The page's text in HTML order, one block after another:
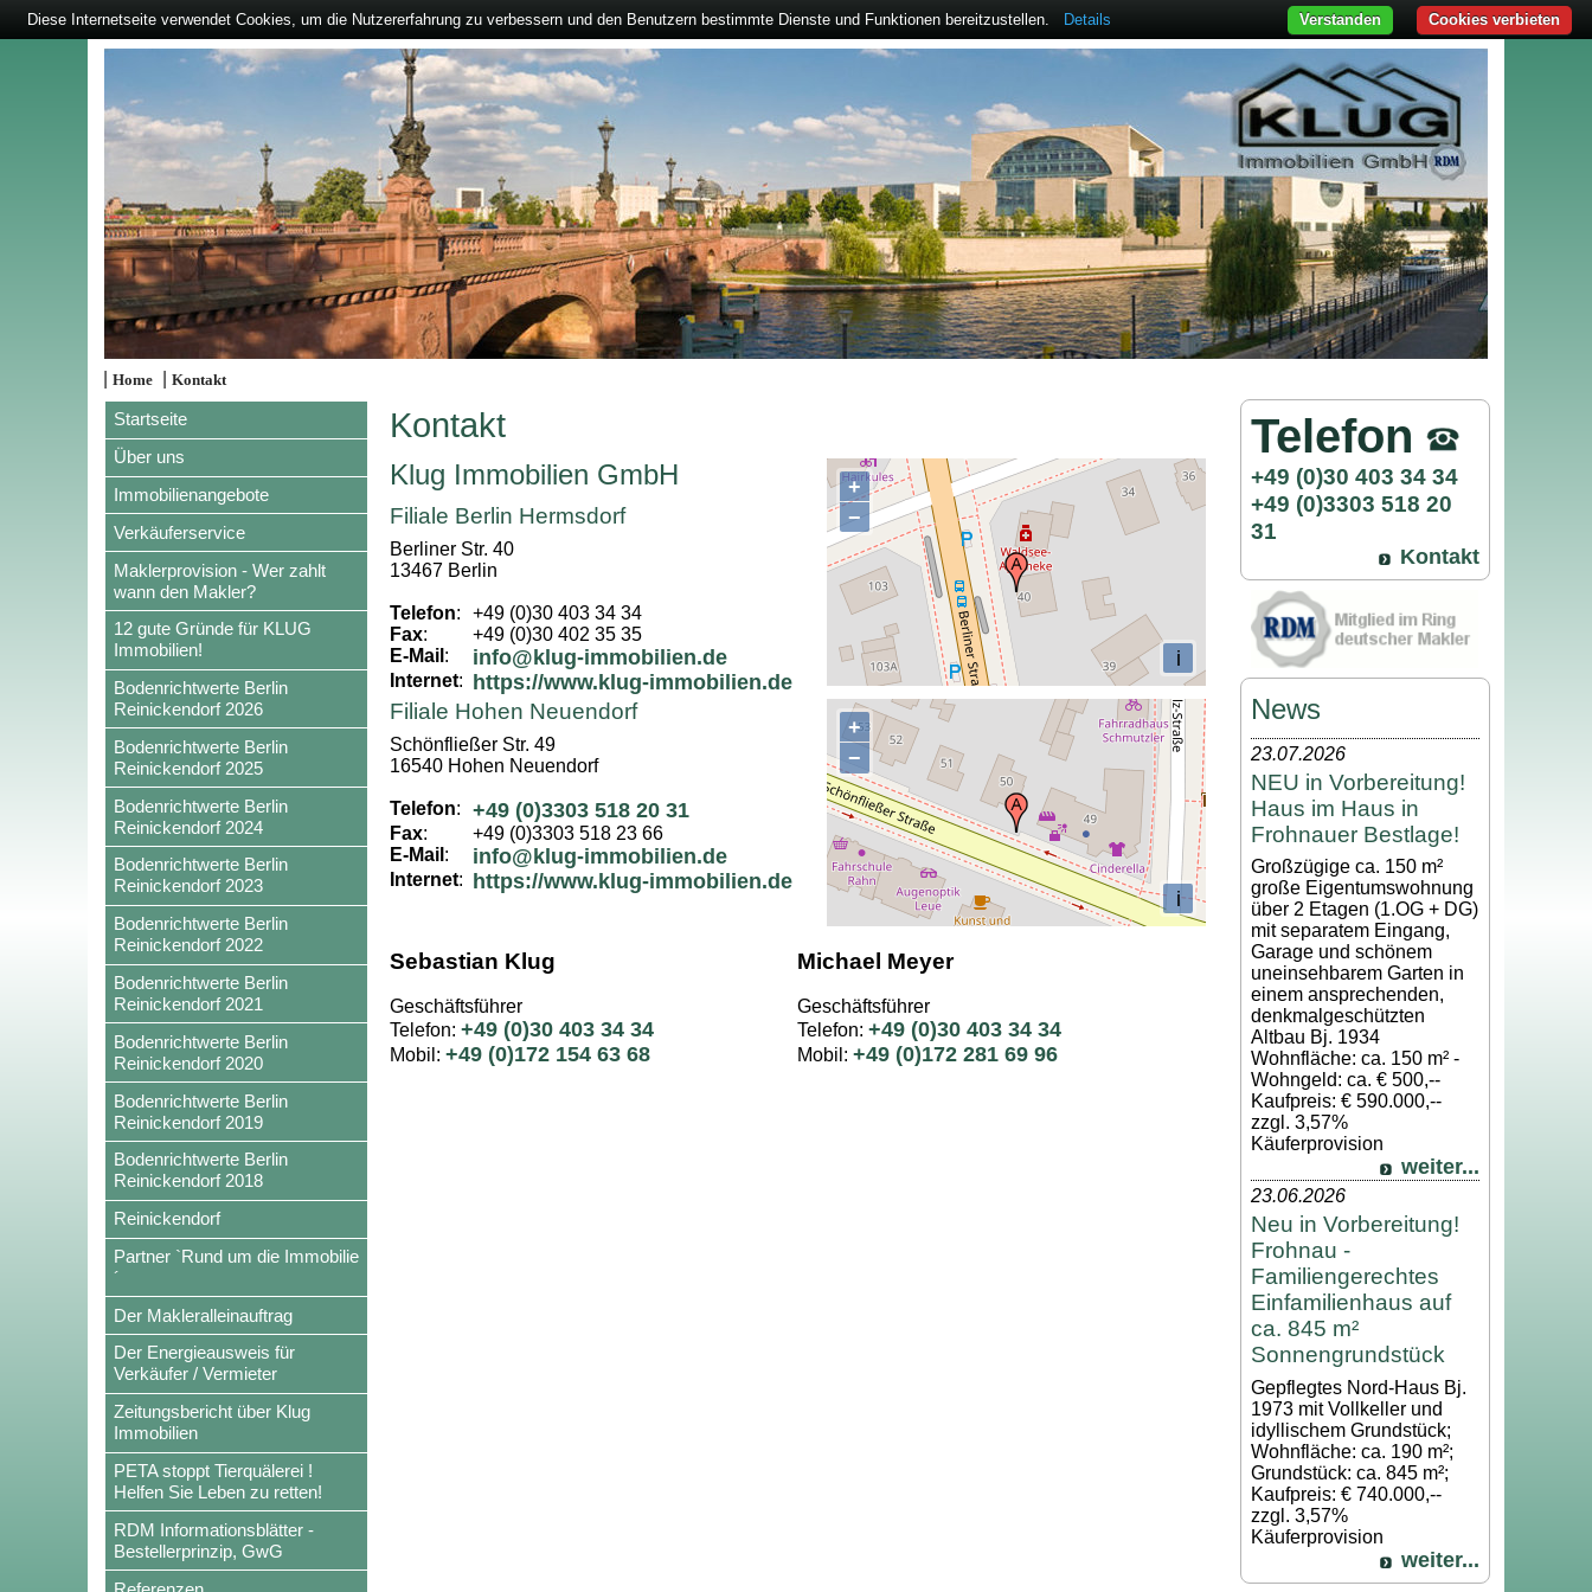
|Home |Kontakt
Startseite
Über uns
Immobilienangebote
Verkäuferservice
Maklerprovision - Wer zahlt
wann den Makler?
12 gute Gründe für KLUG
Immobilien!
Bodenrichtwerte Berlin
Reinickendorf 2026
Bodenrichtwerte Berlin
Reinickendorf 2025
Bodenrichtwerte Berlin
Reinickendorf 2024
Bodenrichtwerte Berlin
Reinickendorf 2023
Bodenrichtwerte Berlin
Reinickendorf 2022
Bodenrichtwerte Berlin
Reinickendorf 2021
Bodenrichtwerte Berlin
Reinickendorf 2020
Bodenrichtwerte Berlin
Reinickendorf 2019
Bodenrichtwerte Berlin
Reinickendorf 2018
Reinickendorf
Partner `Rund um die Immobilie
´
Der Makleralleinauftrag
Der Energieausweis für
Verkäufer / Vermieter
Zeitungsbericht über Klug
Immobilien
PETA stoppt Tierquälerei !
Helfen Sie Leben zu retten!
RDM Informationsblätter -
Bestellerprinzip, GwG
Kontakt
+
−
i
Klug Immobilien GmbH
Filiale Berlin Hermsdorf
Berliner Str. 40
13467 Berlin
Telefon:
+49 (0)30 403 34 34
Fax:
+49 (0)30 402 35 35
E-Mail : info@klug-immobilien.de
Internet: https://www.klug-immobilien.de
+
−
i
Filiale Hohen Neuendorf
Schönfließer Str. 49
16540 Hohen Neuendorf
Telefon: +49 (0)3303 518 20 31
Fax:
+49 (0)3303 518 23 66
E-Mail : info@klug-immobilien.de
Internet: https://www.klug-immobilien.de
Sebastian Klug Michael Meyer
Geschäftsführer
Geschäftsführer
Telefon: +49 (0)30 403 34 34 Telefon: +49 (0)30 403 34 34
Mobil: +49 (0)172 154 63 68 Mobil: +49 (0)172 281 69 96
Telefon
+49 (0)30 403 34 34
+49 (0)3303 518 20
31
Kontakt
News
23.07.2026
NEU in Vorbereitung!
Haus im Haus in
Frohnauer Bestlage!
Großzügige ca. 150 m²
große Eigentumswohnung
über 2 Etagen (1.OG + DG)
mit separatem Eingang,
Garage und schönem
uneinsehbarem Garten in
einem ansprechenden,
denkmalgeschützten
Altbau Bj. 1934
Wohnfläche: ca. 150 m² -
Wohngeld: ca. € 500,--
Kaufpreis: € 590.000,--
zzgl. 3,57%
Käuferprovision
weiter...
23.06.2026
Neu in Vorbereitung!
Frohnau -
Familiengerechtes
Einfamilienhaus auf
ca. 845 m²
Sonnengrundstück
Gepflegtes Nord-Haus Bj.
1973 mit Vollkeller und
idyllischem Grundstück;
Wohnfläche: ca. 190 m²;
Grundstück: ca. 845 m²;
Kaufpreis: € 740.000,--
zzgl. 3,57%
Käuferprovision
weiter...
Diese Internetseite verwendet Cookies, um die Nutzererfahrung zu verbessern und den Benutzern bestimmte Dienste und Funktionen bereitzustellen. Details Cookies verbieten
Verstanden